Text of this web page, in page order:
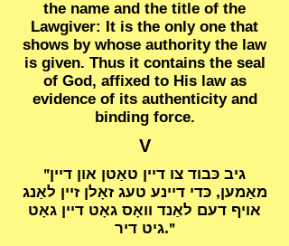
the name and the title of the
Lawgiver: It is the only one that
shows by whose authority the law
is given. Thus it contains the seal
of God, affixed to His law as
evidence of its authenticity and
binding force.
V
"גיב כּבוד צו דיין טאַטן און דיין
מאַמען, כּדי דיינע טעג זאָלן זיין לאַנג
אויף דעם לאַנד וואָס גאָט דיין גאָט
גיט דיר."